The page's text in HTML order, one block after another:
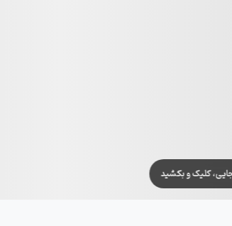
کلیک و بکشید